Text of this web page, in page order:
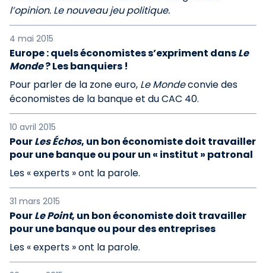
l’opinion. Le nouveau jeu politique.
4 mai 2015
Europe : quels économistes s’expriment dansLe
Monde? Les banquiers !
Pour parler de la zone euro, Le Mondeconvie des
économistes de la banque et du CAC 40.
10 avril 2015
PourLes Échos, un bon économiste doit travailler
pour une banque ou pour un « institut » patronal
Les « experts » ont la parole.
31 mars 2015
PourLe Point, un bon économiste doit travailler
pour une banque ou pour des entreprises
Les « experts » ont la parole.